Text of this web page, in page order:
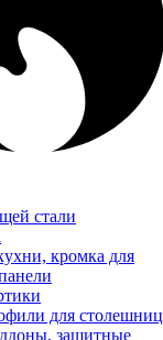
стали
кромка для
для столешниц
защитные